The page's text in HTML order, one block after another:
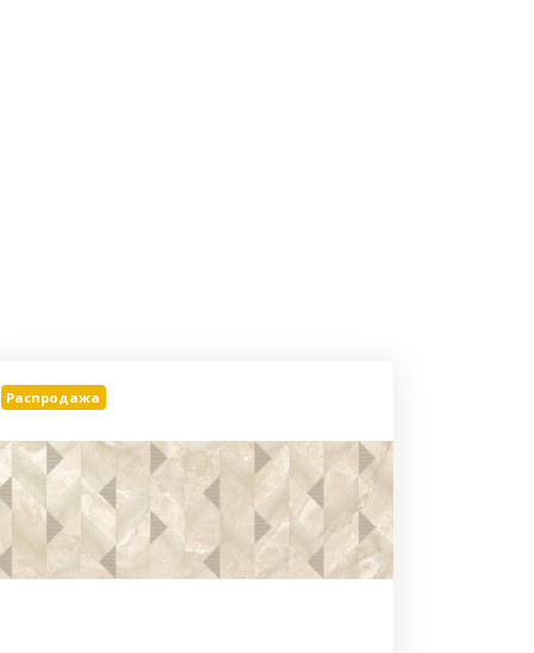
Распродажа